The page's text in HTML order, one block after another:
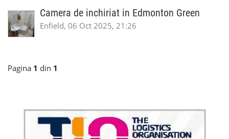
Camera de inchiriat in Edmonton Green
Enfield, 06 Oct 2025, 21:26
Pagina 1 din 1